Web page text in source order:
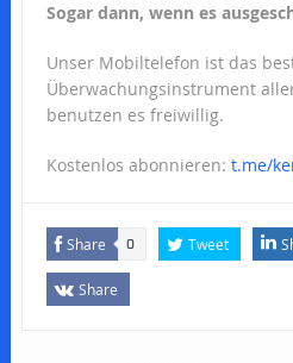
Sogar dann, wenn es
Unser Mobiltelefon ist das
Überwachungsinstrument
benutzen es freiwillig.
Kostenlos abonnieren: t.me/
Share 0 Tweet
Share